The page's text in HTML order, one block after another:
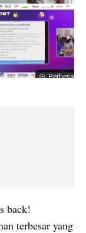
Perbesar
back!
terbesar yang